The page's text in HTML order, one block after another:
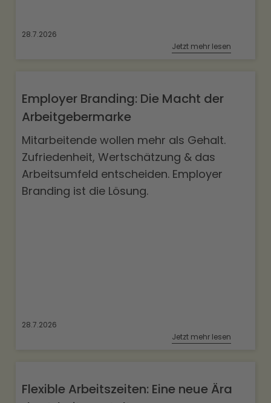
28.7.2026
Jetzt mehr lesen
Employer Branding: Die Macht der
Arbeitgebermarke
Mitarbeitende wollen mehr als Gehalt.
Zufriedenheit, Wertschätzung & das
Arbeitsumfeld entscheiden. Employer
Branding ist die Lösung.
28.7.2026
Jetzt mehr lesen
Flexible Arbeitszeiten: Eine neue Ära